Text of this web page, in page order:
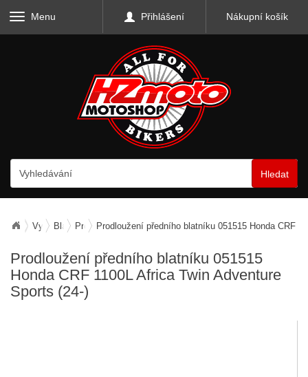
Menu Přihlášení Nákupní košík
Hledat
Vybavení motocyklu
Blatníky přední, zadní, prodloužení předních
Prodloužení předního blatníku
Prodloužení předního blatníku 051515 Honda CRF
Prodloužení předního blatníku 051515
Honda CRF 1100L Africa Twin Adventure
Sports (24-)